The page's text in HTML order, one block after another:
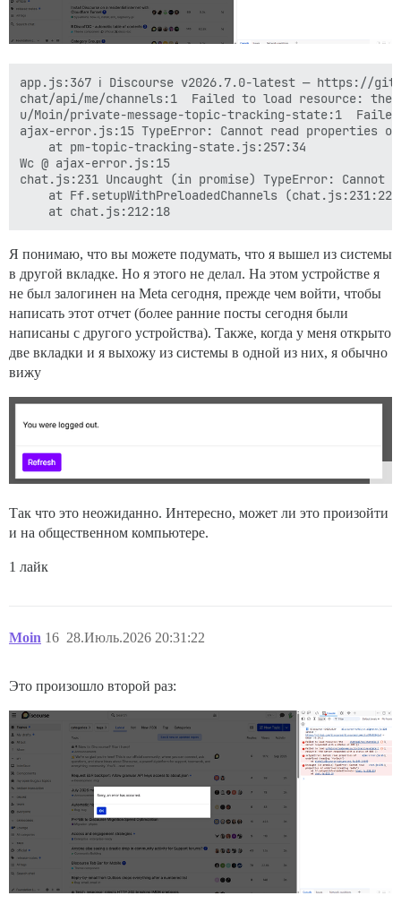
app.js:367 ℹ️ Discourse v2026.7.0-latest — https://
chat/api/me/channels:1  Failed to load resource:
u/Moin/private-message-topic-tracking-state:1
ajax-error.js:15 TypeError: Cannot read properties
    at pm-topic-tracking-state.js:257:34
Wc @ ajax-error.js:15
chat.js:231 Uncaught (in promise) TypeError:
    at Ff.setupWithPreloadedChannels (chat.js:231:22)
Я понимаю, что вы можете подумать, что я вышел из системы
в другой вкладке. Но я этого не делал. На этом устройстве я
не был залогинен на Meta сегодня, прежде чем войти, чтобы
написать этот отчет (более ранние посты сегодня были
написаны с другого устройства). Также, когда у меня открыто
две вкладки и я выхожу из системы в одной из них, я обычно
вижу
Так что это неожиданно. Интересно, может ли это произойти
и на общественном компьютере.
1 лайк
Moin 28.Июль.2026 20:31:22
16
Это произошло второй раз: